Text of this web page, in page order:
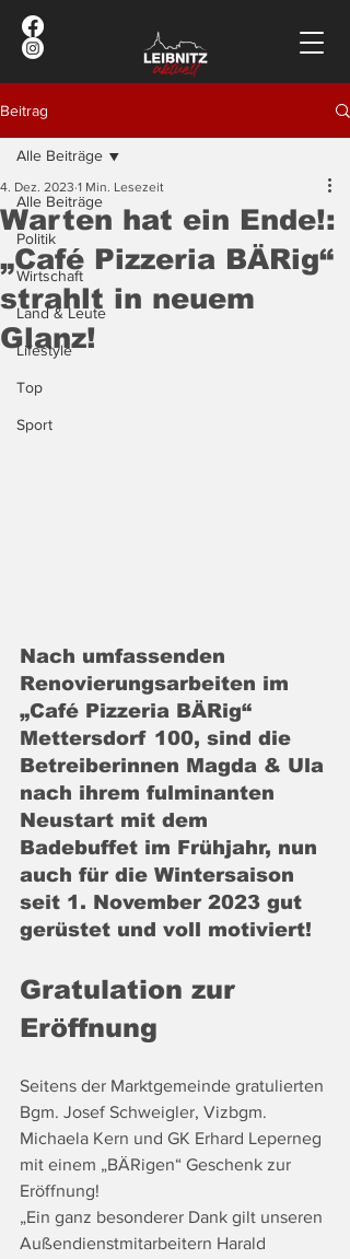
Beitrag
Alle Beiträge
Politik
Wirtschaft
Land & Leute
Lifestyle
Top
Sport
Alle Beiträge
Warten hat ein Ende!:
„Café Pizzeria BÄRig“
strahlt in neuem
Glanz!
4. Dez. 2023 1 Min. Lesezeit
Nach umfassenden
Renovierungsarbeiten im
„Café Pizzeria BÄRig“
Mettersdorf 100, sind die
Betreiberinnen Magda & Ula
nach ihrem fulminanten
Neustart mit dem
Badebuffet im Frühjahr, nun
auch für die Wintersaison
seit 1. November 2023 gut
gerüstet und voll motiviert!
Gratulation zur
Eröffnung
Seitens der Marktgemeinde gratulierten
Bgm. Josef Schweigler, Vizbgm.
Michaela Kern und GK Erhard Leperneg
mit einem „BÄRigen“ Geschenk zur
Eröffnung!
„Ein ganz besonderer Dank gilt unseren
Außendienstmitarbeitern Harald